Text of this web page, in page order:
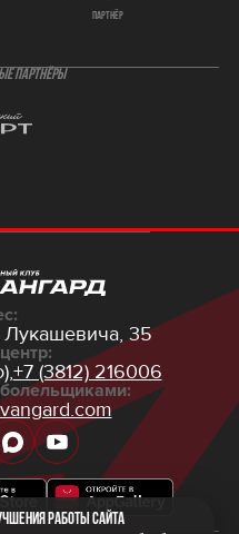
партнёр
ПАРТНЁРЫ
Лукашевича, 35
+7 (3812) 216006
работы сайта